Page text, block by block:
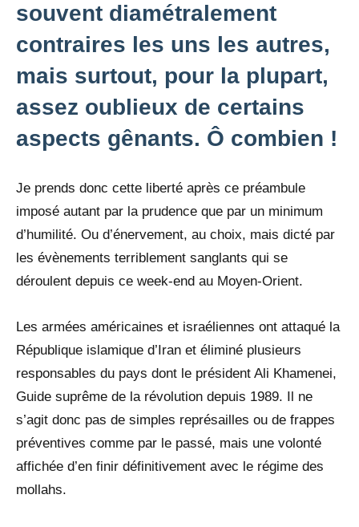
souvent diamétralement
contraires les uns les autres,
mais surtout, pour la plupart,
assez oublieux de certains
aspects gênants. Ô combien !
Je prends donc cette liberté après ce préambule
imposé autant par la prudence que par un minimum
d’humilité. Ou d’énervement, au choix, mais dicté par
les évènements terriblement sanglants qui se
déroulent depuis ce week-end au Moyen-Orient.
Les armées américaines et israéliennes ont attaqué la
République islamique d’Iran et éliminé plusieurs
responsables du pays dont le président Ali Khamenei,
Guide suprême de la révolution depuis 1989. Il ne
s’agit donc pas de simples représailles ou de frappes
préventives comme par le passé, mais une volonté
affichée d’en finir définitivement avec le régime des
mollahs.